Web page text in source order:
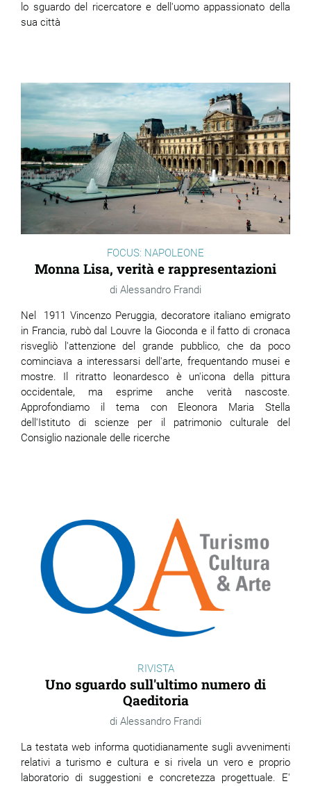
lo sguardo del ricercatore e dell'uomo appassionato della
sua città
FOCUS: NAPOLEONE
Monna Lisa, verità e rappresentazioni
Alessandro Frandi
Nel 1911 Vincenzo Peruggia, decoratore italiano emigrato
in Francia, rubò dal Louvre la Gioconda e il fatto di cronaca
risvegliò l'attenzione del grande pubblico, che da poco
cominciava a interessarsi dell'arte, frequentando musei e
mostre. Il ritratto leonardesco è un'icona della pittura
occidentale, ma esprime anche verità nascoste.
Approfondiamo il tema con Eleonora Maria Stella
dell'Istituto di scienze per il patrimonio culturale del
Consiglio nazionale delle ricerche
RIVISTA
Uno sguardo sull'ultimo numero di
Qaeditoria
Alessandro Frandi
La testata web informa quotidianamente sugli avvenimenti
relativi a turismo e cultura e si rivela un vero e proprio
laboratorio di suggestioni e concretezza progettuale. E'